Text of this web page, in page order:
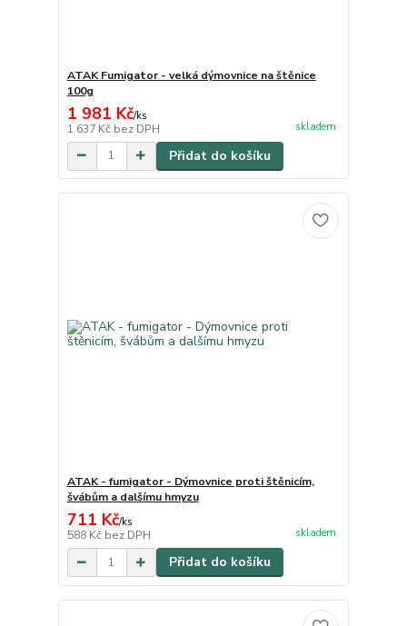
ATAK Fumigator - velká dýmovnice na štěnice
100g
1 981 Kč/ks
1 637 Kč bez DPH skladem
Přidat do košíku
ATAK - fumigator - Dýmovnice proti štěnicím,
švábům a dalšímu hmyzu
711 Kč/ks
588 Kč bez DPH skladem
Přidat do košíku